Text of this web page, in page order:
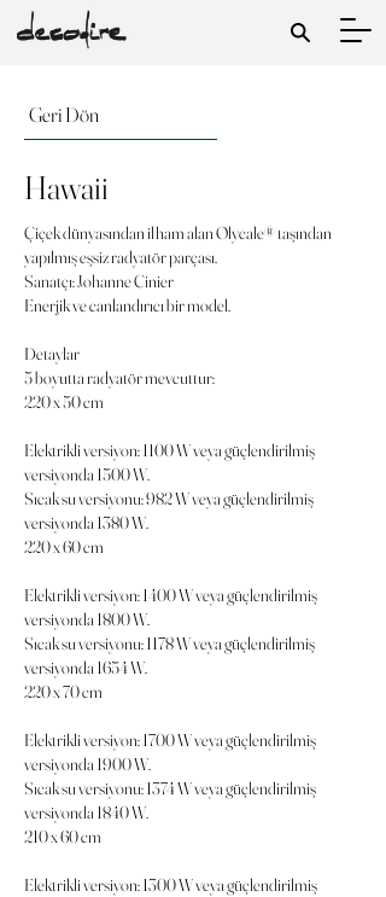
Geri Dön
Hawaii
Çiçek dünyasından ilham alan Olycale® taşından
yapılmış eşsiz radyatör parçası.
Sanatçı: Johanne Cinier
Enerjik ve canlandırıcı bir model.
Detaylar
5 boyutta radyatör mevcuttur:
220 x 50 cm
Elektrikli versiyon: 1100 W veya güçlendirilmiş
versiyonda 1500 W.
Sıcak su versiyonu: 982 W veya güçlendirilmiş
versiyonda 1380 W.
220 x 60 cm
Elektrikli versiyon: 1400 W veya güçlendirilmiş
versiyonda 1800 W.
Sıcak su versiyonu: 1178 W veya güçlendirilmiş
versiyonda 1654 W.
220 x 70 cm
Elektrikli versiyon: 1700 W veya güçlendirilmiş
versiyonda 1900 W.
Sıcak su versiyonu: 1374 W veya güçlendirilmiş
versiyonda 1840 W.
210 x 60 cm
Elektrikli versiyon: 1300 W veya güçlendirilmiş